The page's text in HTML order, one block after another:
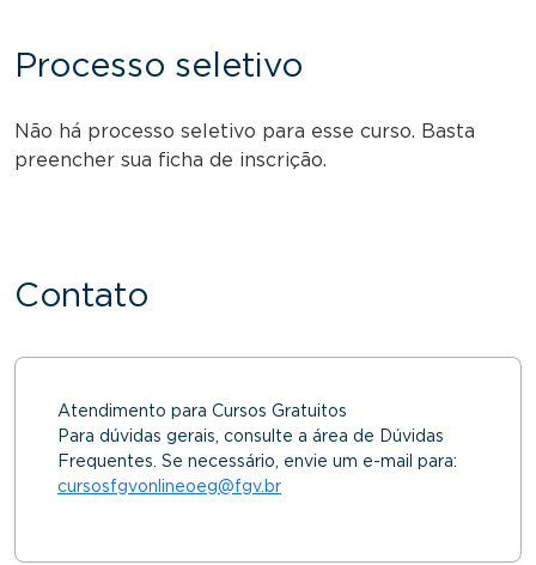
Processo seletivo
Não há processo seletivo para esse curso. Basta
preencher sua ficha de inscrição.
Contato
Atendimento para Cursos Gratuitos
Para dúvidas gerais, consulte a área de Dúvidas
Frequentes. Se necessário, envie um e-mail para:
cursosfgvonlineoeg@fgv.br